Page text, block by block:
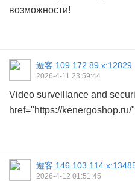
возможности!
遊客 109.172.89.x:12829
2026-4-11 23:59:44
Video surveillance and
href="https://
遊客
2026-4-12 01:51:45